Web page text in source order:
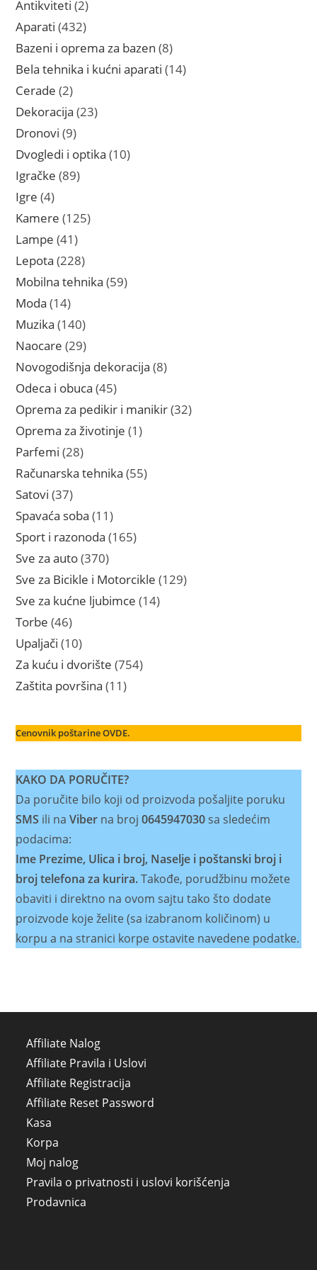
Antikviteti 22
proizvoda
Aparati 432432
proizvoda
Bazeni i oprema za bazen 88
proizvoda
Bela tehnika i kućni aparati 1414
Cerade 22
proizvoda
Dekoracija 2323
Dronovi 99
proizvoda
Dvogledi i optika 1010
Igračke 8989
Igre 44
proizvoda
Kamere 125125
Lampe 4141
proizvod
Lepota 228228
proizvoda
Mobilna tehnika 5959
Moda 1414
proizvoda
Muzika 140140
proizvoda
Naocare 2929
proizvoda
Novogodišnja dekoracija 88
Odeca i obuca 4545
proizvoda
Oprema za pedikir i manikir 3232
Oprema za životinje 11
Parfemi 2828
proizvoda
Računarska tehnika 5555
Satovi 3737
proizvoda
Spavaća soba 1111
proizvoda
Sport i razonoda 165165
Sve za auto 370370
proizvoda
Sve za Bicikle i Motorcikle 129129
Sve za kućne ljubimce 1414
Torbe 4646
proizvoda
Upaljači 1010
proizvoda
Za kuću i dvorište 754754
Zaštita površina 1111
Cenovnik poštarine OVDE.
KAKO DA PORUČITE?
Da poručite bilo koji od proizvoda pošaljite poruku
SMS ili naViber na broj0645947030sa sledećim
podacima:
Ime Prezime, Ulica i broj, Naselje i poštanski broj i
broj telefona za kurira.Takođe, porudžbinu možete
obaviti i direktno na ovom sajtu tako što dodate
proizvode koje želite (sa izabranom količinom) u
korpu a na stranici korpe ostavite navedene podatke.
Affiliate Nalog
Affiliate Pravila i Uslovi
Affiliate Registracija
Affiliate Reset Password
Kasa
Korpa
Moj nalog
Pravila o privatnosti i uslovi korišćenja
Prodavnica